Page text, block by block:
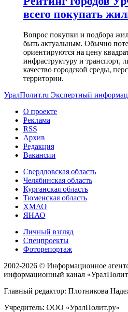
всего покупать
Вопрос покупки и подбора
быть актуальным. Обычно
ориентируются на цену
инфраструктуру и транспорт,
качество городской среды,
территории.
УралПолит.ru Экспертный
О проекте
Реклама
RSS
Архив
Редакция
Вакансии
Свердловская область
Челябинская область
Курганская область
Тюменская область
ХМАО
ЯНАО
Личный взгляд
Спецпроекты
Фоторепортаж
2002-2026 © Информационное
информационный канал
Главный редактор: Плотникова
Учредитель: ООО «УралПолит.ру»